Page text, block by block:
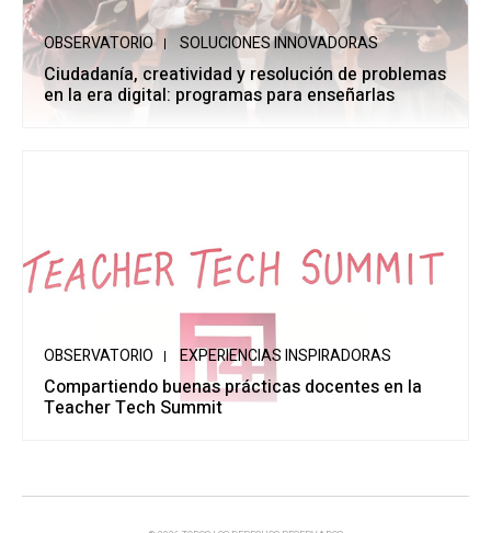
OBSERVATORIO SOLUCIONES INNOVADORAS
Ciudadanía, creatividad y resolución de problemas
en la era digital: programas para enseñarlas
OBSERVATORIO EXPERIENCIAS INSPIRADORAS
Compartiendo buenas prácticas docentes en la
Teacher Tech Summit